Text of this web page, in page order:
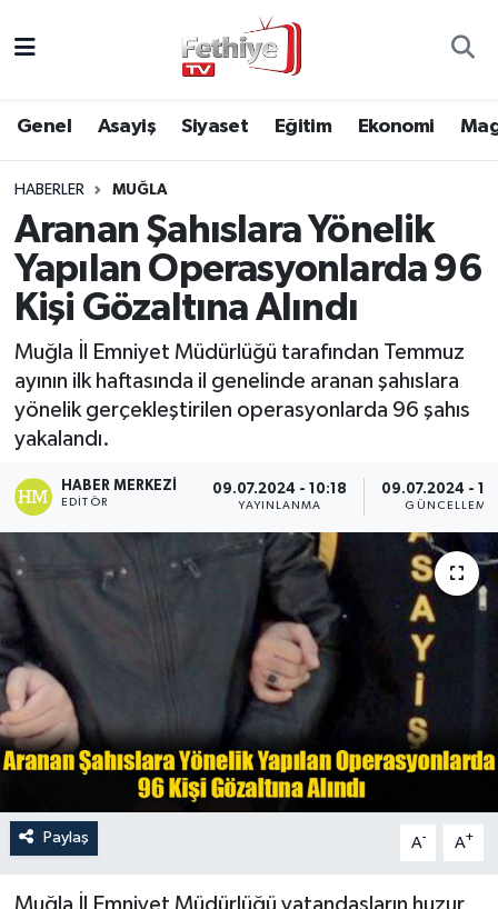
Genel Asayiş Siyaset Eğitim Ekonomi
HABERLER MUĞLA
Aranan Şahıslara Yönelik
Yapılan Operasyonlarda 96
Kişi Gözaltına Alındı
Muğla İl Emniyet Müdürlüğü tarafından Temmuz
ayının ilk haftasında il genelinde aranan şahıslara
yönelik gerçekleştirilen operasyonlarda 96 şahıs
yakalandı.
HABER MERKEZI
EDITÖR
09.07.2024 - 10:18
YAYINLANMA
09.07.2024 -
GÜNCELLEME
Paylaş A- A+
Asayiş
Eğitim
Ekonomi
Magazin
Spor
Turizm
Muğla Hava Durumu
Muğla Namaz Vakitleri
Muğla Trafik Yoğunluk Haritası
Süper Lig Puan Durumu ve Fikstür
Tüm Manşetler
Son Dakika Haberleri
Haber Arşivi